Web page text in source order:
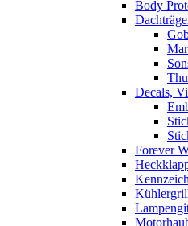
Body
Decals,
Forever